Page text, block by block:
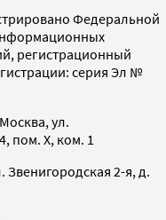
Федеральной
регистрационный
серия Эл №
ул.
пом. X, ком. 1
Звенигородская 2-я, д.